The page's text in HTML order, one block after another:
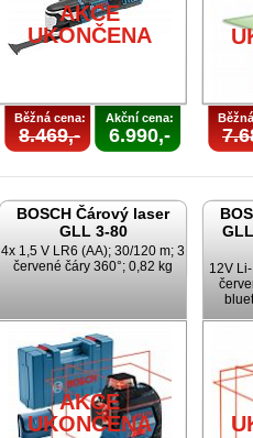
AKCE
UKONČENA
Běžná cena:
8.469,-
Akční cena:
6.990,-
BOSCH Čárový laser
GLL 3-80
4x 1,5 V LR6 (AA); 30/120 m; 3
červené čáry 360°; 0,82 kg
AKCE
UKONČENA
12V